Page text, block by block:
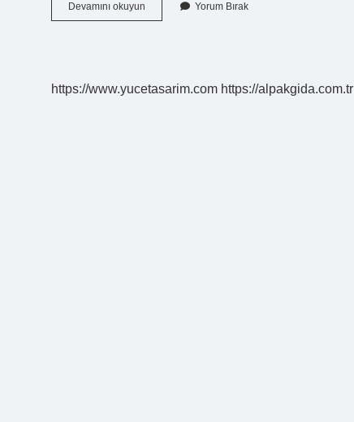
Devamını okuyun
Kime
Yorum Bırak
https://www.yucetasarim.com https://alpakgida.com.tr